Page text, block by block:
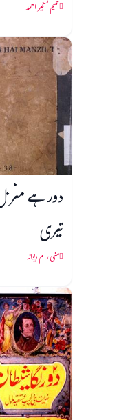
حکیم تسخیر احمد
دور ہے
تیری
منی رام دیوانہ